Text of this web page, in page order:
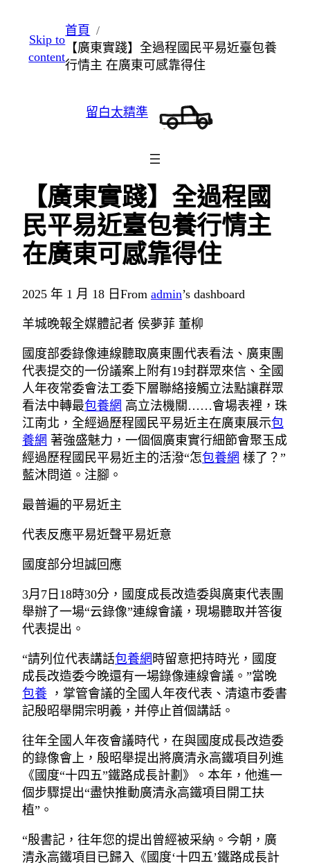
至
主
Skip to
content
首頁
【廣東實踐】全過程國民平易近臺包養
行情主 在廣東可感靠得住
留白太精準
【廣東實踐】全過程國
民平易近臺包養行情主
在廣東可感靠得住
2025 年 1 月 18 日 From admin’s dashboard
羊城晚報全媒體記者 侯夢菲 董柳
國度部委錄像連線聽取廣東團代表看法、廣東團
代表提交的一份議案上附有19封群眾來信、全國
人年夜常委會法工委下層聯絡接觸立法點讓群眾
看法中轉最包養網 高立法機關……會場表裡，珠
江南北，全經過歷程國民平易近主在廣東展示包
養網 著強盛魅力，一個個廣東實行細節會聚玉成
經過歷程國民平易近主的活潑“怎包養網 樣了？”
藍沐問道。注腳。
最普遍的平易近主
代表反應平易近聲平易近意
國度部分坦誠回應
3月7日18時30分，國度成長改造委與廣東代表團
舉辦了一場“云錄像”連線會議，現場聽取并答復
代表提出。
“請列位代表講話包養網時留意把持時光，國度
成長改造委今晚還有一場錄像連線會議。”當晚
包養 ，掌管會議的全國人年夜代表、清遠市委書
記殷昭舉開宗明義，并停止首個講話。
往年全國人年夜會議時代，在與國度成長改造委
的錄像會上，殷昭舉提出將廣清永高鐵項目列進
《國度“十四五”鐵路成長計劃》。本年，他進一
個步驟提出“盡快推動廣清永高鐵項目開工扶
植”。
“殷書記，往年您的提出曾經被采納。今朝，廣
清永高鐵項目已歸入《國度‘十四五’鐵路成長計